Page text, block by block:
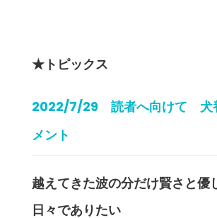
★トピックス
2022/7/29 読者へ向けて 犬
メント
越えてきた波の分だけ賢さと優
日々でありたい